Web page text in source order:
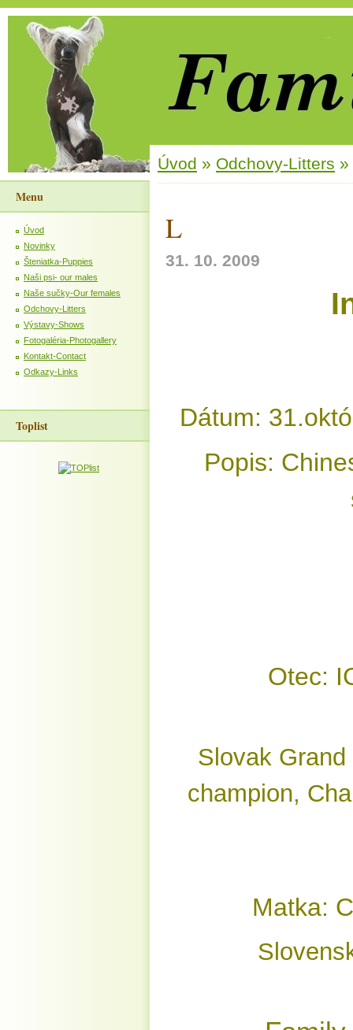
Menu
Úvod
Novinky
Šteniatka-Puppies
Naši psi- our males
Naše sučky-Our females
Odchovy-Litters
Výstavy-Shows
Fotogaléria-Photogallery
Kontakt-Contact
Odkazy-Links
Toplist
Úvod » Odchovy-Litters »
L
31. 10. 2009
Dátum:
Popis:
Otec:
Slovak
champion,
Matka: